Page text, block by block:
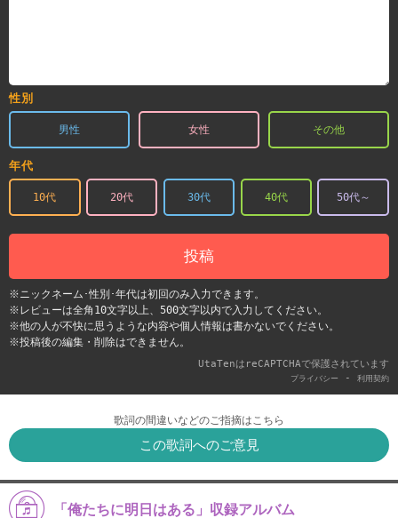
性別
男性 女性 その他
年代
10代 20代 30代 40代 50代～
投稿
※ニックネーム･性別･年代は初回のみ入力できます。
※レビューは全角10文字以上、500文字以内で入力してください。
※他の人が不快に思うような内容や個人情報は書かないでください。
※投稿後の編集・削除はできません。
UtaTenはreCAPTCHAで保護されています
プライバシー - 利用契約
歌詞の間違いなどのご指摘はこちら
この歌詞へのご意見
「俺たちに明日はある」収録アルバム